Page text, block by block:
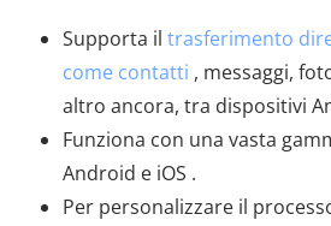
Supporta il trasferimento
come contatti , messaggi,
altro ancora, tra dispositivi
Funziona con una vasta
Android e iOS .
Per personalizzare il